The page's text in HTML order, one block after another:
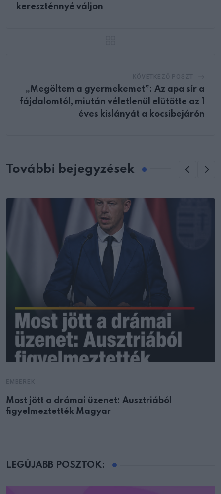
kereszténnyé váljon
„Megöltem a gyermekemet”: Az apa sír a
fájdalomtól, miután véletlenül elütötte az 1
éves kislányát a kocsibejárón
További bejegyzések
Most jött a drámai üzenet: Ausztriából
figyelmeztették Magyar
LEGÚJABB POSZTOK: